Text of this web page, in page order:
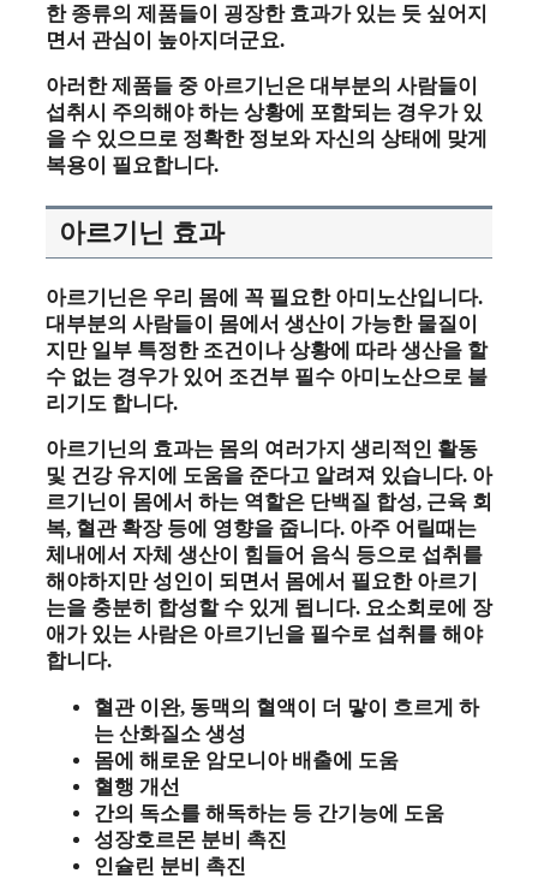
한 종류의 제품들이 굉장한 효과가 있는 듯 싶어지
면서 관심이 높아지더군요.
아러한 제품들 중 아르기닌은 대부분의 사람들이
섭취시 주의해야 하는 상황에 포함되는 경우가 있
을 수 있으므로 정확한 정보와 자신의 상태에 맞게
복용이 필요합니다.
아르기닌 효과
아르기닌은 우리 몸에 꼭 필요한 아미노산입니다.
대부분의 사람들이 몸에서 생산이 가능한 물질이
지만 일부 특정한 조건이나 상황에 따라 생산을 할
수 없는 경우가 있어 조건부 필수 아미노산으로 불
리기도 합니다.
아르기닌의 효과는 몸의 여러가지 생리적인 활동
및 건강 유지에 도움을 준다고 알려져 있습니다. 아
르기닌이 몸에서 하는 역할은 단백질 합성, 근육 회
복, 혈관 확장 등에 영향을 줍니다. 아주 어릴때는
체내에서 자체 생산이 힘들어 음식 등으로 섭취를
해야하지만 성인이 되면서 몸에서 필요한 아르기
는을 충분히 합성할 수 있게 됩니다. 요소회로에 장
애가 있는 사람은 아르기닌을 필수로 섭취를 해야
합니다.
혈관 이완, 동맥의 혈액이 더 맣이 흐르게 하
는 산화질소 생성
몸에 해로운 암모니아 배출에 도움
혈행 개선
간의 독소를 해독하는 등 간기능에 도움
성장호르몬 분비 촉진
인슐린 분비 촉진